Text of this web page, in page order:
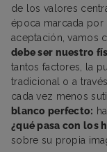
de los valores
época marcada por
aceptación, vamos
debe ser nuestro
tantos factores, la
tradicional o a
cada vez menos
blanco perfecto:
¿qué pasa con los
sobre su propia